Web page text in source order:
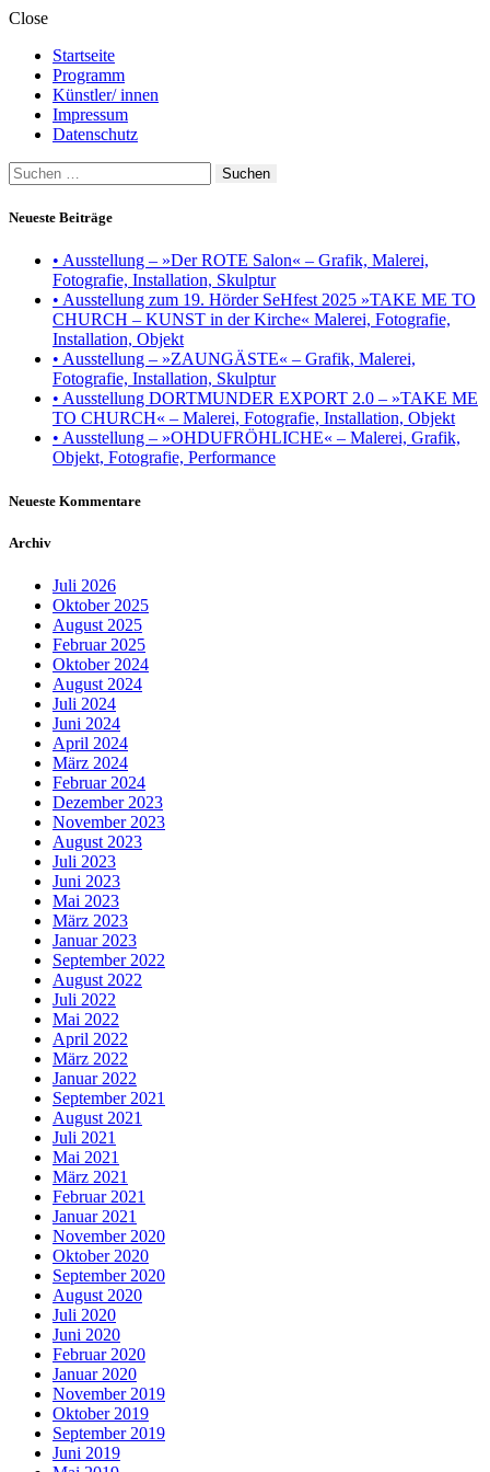
Close
Startseite
Programm
Künstler/ innen
Impressum
Datenschutz
Suchen
nach:
Neueste Beiträge
• Ausstellung – »Der ROTE Salon« – Grafik, Malerei,
Fotografie, Installation, Skulptur
• Ausstellung zum 19. Hörder SeHfest 2025 »TAKE ME TO
CHURCH – KUNST in der Kirche« Malerei, Fotografie,
Installation, Objekt
• Ausstellung – »ZAUNGÄSTE« – Grafik, Malerei,
Fotografie, Installation, Skulptur
• Ausstellung DORTMUNDER EXPORT 2.0 – »TAKE ME
TO CHURCH« – Malerei, Fotografie, Installation, Objekt
• Ausstellung – »OHDUFRÖHLICHE« – Malerei, Grafik,
Objekt, Fotografie, Performance
Neueste Kommentare
Archiv
Juli 2026
Oktober 2025
August 2025
Februar 2025
Oktober 2024
August 2024
Juli 2024
Juni 2024
April 2024
März 2024
Februar 2024
Dezember 2023
November 2023
August 2023
Juli 2023
Juni 2023
Mai 2023
März 2023
Januar 2023
September 2022
August 2022
Juli 2022
Mai 2022
April 2022
März 2022
Januar 2022
September 2021
August 2021
Juli 2021
Mai 2021
März 2021
Februar 2021
Januar 2021
November 2020
Oktober 2020
September 2020
August 2020
Juli 2020
Juni 2020
Februar 2020
Januar 2020
November 2019
Oktober 2019
September 2019
Juni 2019